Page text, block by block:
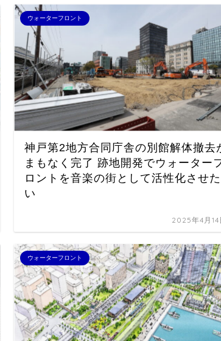
ウォーターフロント
神戸第2地方合同庁舎の別館解体撤去
まもなく完了 跡地開発でウォーター
ロントを音楽の街として活性化させた
い
2025年4月14
ウォーターフロント